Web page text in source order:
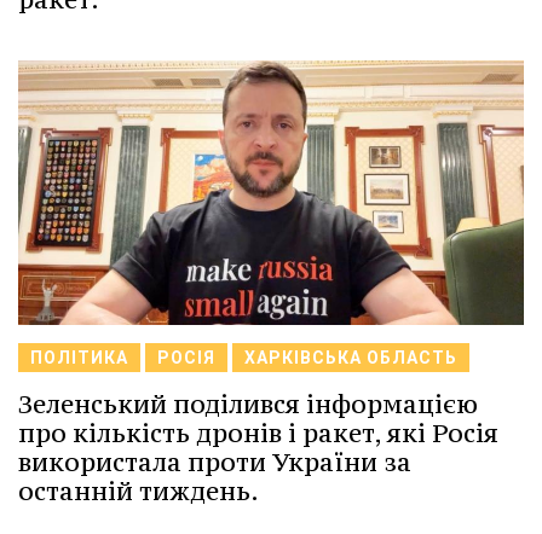
ПОЛІТИКА РОСІЯ ХАРКІВСЬКА ОБЛАСТЬ
Зеленський поділився інформацією
про кількість дронів і ракет, які Росія
використала проти України за
останній тиждень.